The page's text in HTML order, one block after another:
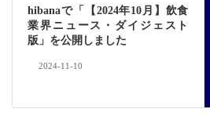
hibanaで「【2024年10月】飲食
業界ニュース・ダイジェスト
版」を公開しました
2024-11-10